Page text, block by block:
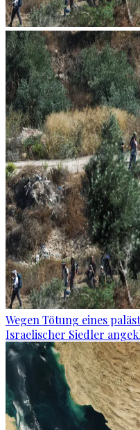
Wegen Tötung eines
Israelischer Siedler